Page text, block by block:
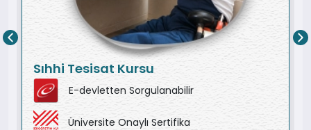
Sıhhi Tesisat Kursu
E-devletten Sorgulanabilir
Üniversite Onaylı Sertifika